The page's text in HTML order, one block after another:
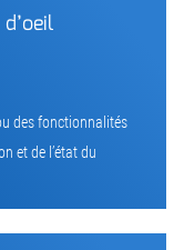
des fonctionnalités
et de l’état du